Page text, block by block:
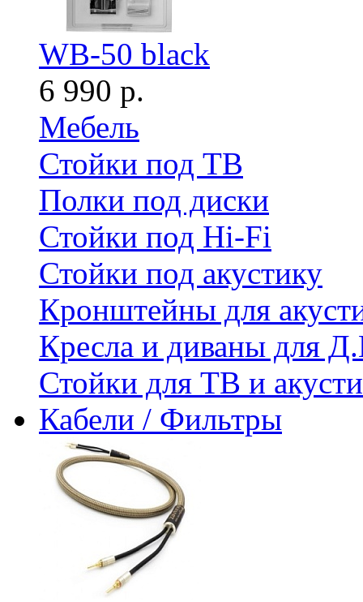
WB-50 black
6 990 р.
Мебель
Стойки под ТВ
Полки под диски
Стойки под Hi-Fi
Стойки под акустику
Кронштейны для
Кресла и диваны для
Стойки для ТВ и
Кабели / Фильтры